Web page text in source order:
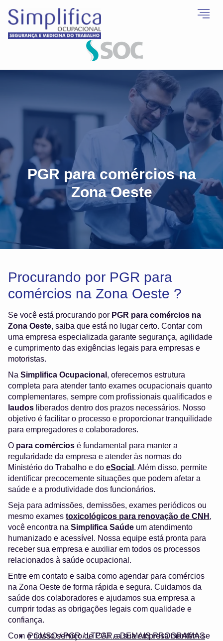
PGR para comércios na
Zona Oeste
Procurando por PGR para
comércios na Zona Oeste ?
Se você está procurando por PGR para comércios na
Zona Oeste, saiba que está no lugar certo. Contar com
uma empresa especializada garante segurança, agilidade
e cumprimento das exigências legais para empresas e
motoristas.
Na Simplifica Ocupacional , oferecemos estrutura
completa para atender tanto exames ocupacionais quanto
complementares, sempre com profissionais qualificados e
laudos liberados dentro dos prazos necessários. Nosso
objetivo é facilitar o processo e proporcionar tranquilidade
para empregadores e colaboradores.
O para comércios é fundamental para manter a
regularidade da empresa e atender às normas do
Ministério do Trabalho e do eSocial . Além disso, permite
identificar precocemente situações que podem afetar a
saúde e a produtividade dos funcionários.
Seja para admissões, demissões, exames periódicos ou
mesmo exames toxicológicos para renovação de CNH ,
você encontra na Simplifica Saúde um atendimento
humanizado e acessível. Nossa equipe está pronta para
receber sua empresa e auxiliar em todos os processos
relacionados à saúde ocupacional.
Entre em contato e saiba como agendar para comércios
na Zona Oeste de forma rápida e segura. Cuidamos da
saúde dos colaboradores e ajudamos sua empresa a
cumprir todas as obrigações legais com qualidade e
confiança.
PCMSO / PGR / LTCAT e DEMAIS PROGRAMAS
Com o nosso serviço de PGR, a sua empresa mantém-se